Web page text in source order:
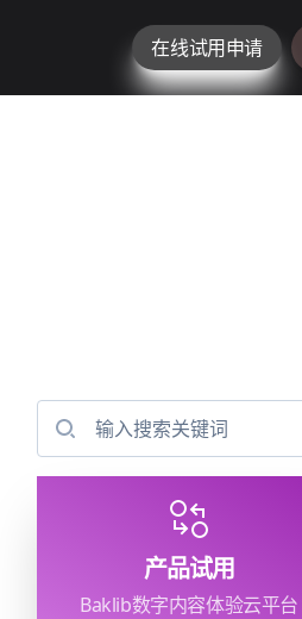
在线试用申请
产品试用
Baklib数字内容体验云平台